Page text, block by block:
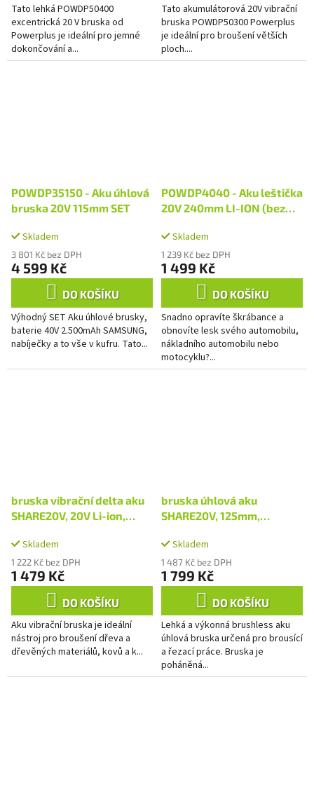
Tato lehká POWDP50400
excentrická 20 V bruska od
Powerplus je ideální pro jemné
dokončování a...
Tato akumulátorová 20V vibrační
bruska POWDP50300 Powerplus
je ideální pro broušení větších
ploch....
POWDP35150 - Aku úhlová
bruska 20V 115mm SET
Skladem
3 801 Kč bez DPH
4 599 Kč
DO KOŠÍKU
Výhodný SET Aku úhlové brusky,
baterie 40V 2.500mAh SAMSUNG,
nabíječky a to vše v kufru. Tato...
POWDP4040 - Aku leštička
20V 240mm LI-ION (bez
Skladem
1 239 Kč bez DPH
1 499 Kč
DO KOŠÍKU
Snadno opravíte škrábance a
obnovíte lesk svého automobilu,
nákladního automobilu nebo
motocyklu?...
bruska vibrační delta aku
SHARE20V, 20V Li-ion,
Skladem
1 222 Kč bez DPH
1 479 Kč
DO KOŠÍKU
Aku vibrační bruska je ideální
nástroj pro broušení dřeva a
dřevěných materiálů, kovů a k...
bruska úhlová aku
SHARE20V, 125mm,
nabíječky
Skladem
1 487 Kč bez DPH
1 799 Kč
DO KOŠÍKU
Lehká a výkonná brushless aku
úhlová bruska určená pro brousící
a řezací práce. Bruska je
poháněná...